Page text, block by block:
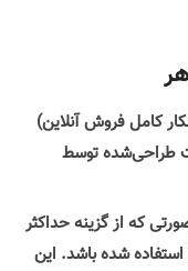
کامل فروش آنلاین)
طراحی‌شده توسط
که از گزینه حداکثر
شده باشد. این